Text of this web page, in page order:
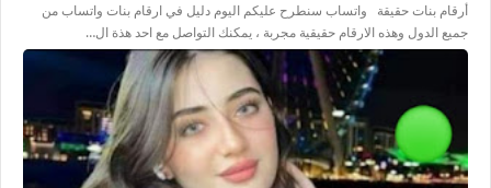
أرقام بنات حقيقة واتساب سنطرح عليكم اليوم دليل في ارقام بنات واتساب من
جميع الدول وهذه الارقام حقيقية مجربة ، يمكنك التواصل مع احد هذة ال…